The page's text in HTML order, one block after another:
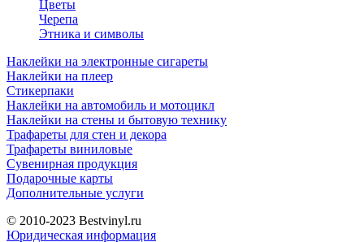
Цветы
Черепа
Этника и символы
Наклейки на электронные сигареты
Наклейки на плеер
Стикерпаки
Наклейки на автомобиль и мотоцикл
Наклейки на стены и бытовую технику
Трафареты для стен и декора
Трафареты виниловые
Сувенирная продукция
Подарочные карты
Дополнительные услуги
© 2010-2023 Bestvinyl.ru
Юридическая информация